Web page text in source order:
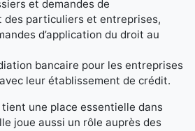
et demandes de
des particuliers et entreprises,
d’application du droit au
bancaire pour les entreprises
leur établissement de crédit.
tient une place essentielle dans
joue aussi un rôle auprès des